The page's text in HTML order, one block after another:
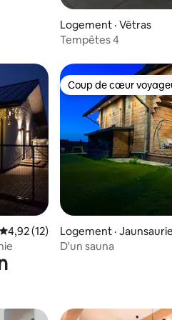
Logement · Vētras
Tempêtes 4
Note moyenne de 4,92 sur 5, 12
4,92 (12)
Coup de cœur
Coup de cœur
Logement ·
D'un sauna